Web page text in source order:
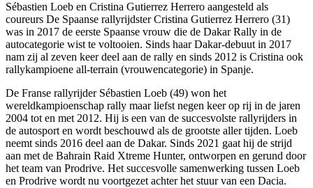
Sébastien Loeb en Cristina Gutierrez Herrero aangesteld als
coureurs De Spaanse rallyrijdster Cristina Gutierrez Herrero (31)
was in 2017 de eerste Spaanse vrouw die de Dakar Rally in de
autocategorie wist te voltooien. Sinds haar Dakar-debuut in 2017
nam zij al zeven keer deel aan de rally en sinds 2012 is Cristina ook
rallykampioene all-terrain (vrouwencategorie) in Spanje.
De Franse rallyrijder Sébastien Loeb (49) won het
wereldkampioenschap rally maar liefst negen keer op rij in de jaren
2004 tot en met 2012. Hij is een van de succesvolste rallyrijders in
de autosport en wordt beschouwd als de grootste aller tijden. Loeb
neemt sinds 2016 deel aan de Dakar. Sinds 2021 gaat hij de strijd
aan met de Bahrain Raid Xtreme Hunter, ontworpen en gerund door
het team van Prodrive. Het succesvolle samenwerking tussen Loeb
en Prodrive wordt nu voortgezet achter het stuur van een Dacia.